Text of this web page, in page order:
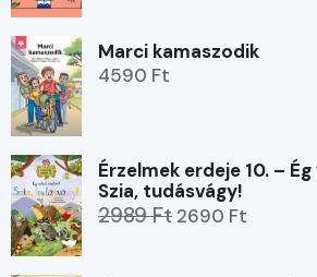
Marci kamaszodik
4590 Ft
Érzelmek erdeje 10. –
Szia, tudásvágy!
2989 Ft 2690 Ft